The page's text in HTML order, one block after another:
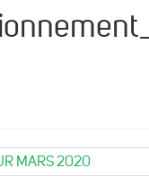
MARS 2020